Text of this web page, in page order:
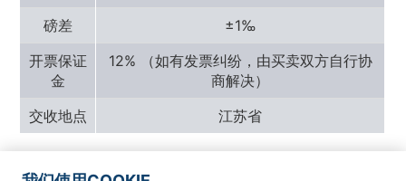
磅差
±1‰
开票保证
金
12% （如有发票纠纷，由买卖双方自行协
商解决）
交收地点
江苏省